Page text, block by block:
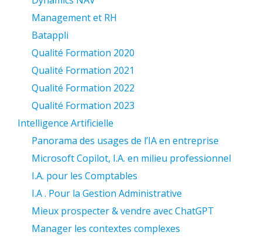
Management et RH
Batappli
Qualité Formation 2020
Qualité Formation 2021
Qualité Formation 2022
Qualité Formation 2023
Intelligence Artificielle
Panorama des usages de l’IA en entreprise
Microsoft Copilot, I.A. en milieu professionnel
I.A. pour les Comptables
I.A . Pour la Gestion Administrative
Mieux prospecter & vendre avec ChatGPT
Manager les contextes complexes